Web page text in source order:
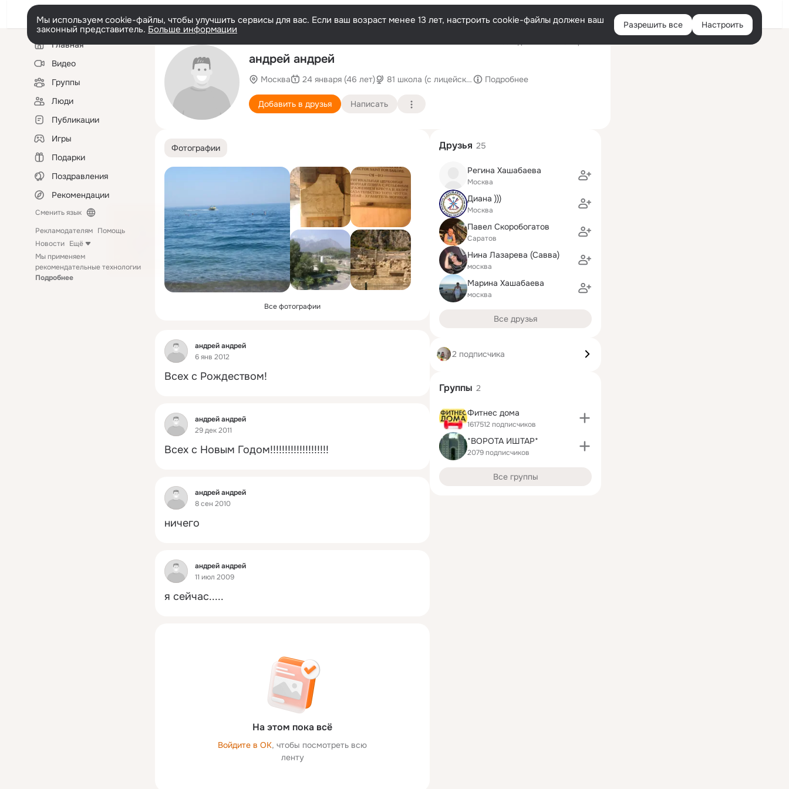
Войти
Мы используем cookie-файлы, чтобы улучшить сервисы для вас. Если ваш возраст менее 13 лет, настроить cookie-файлы должен ваш
законный представитель. Больше информации Разрешить все Настроить
Левая
колонкаГлавная
Видео
Группы
Люди
Публикации
Игры
Подарки
Поздравления
Рекомендации
Сменить язык
Рекламодателям Помощь
Новости Ещё
Мы применяем
рекомендательные технологии
Подробнее
aндрей андрей
Москва 24 января (46 лет) 81 школа (с лицейскими и гимназическими классами)
Подробнее
Добавить в друзья Написать
Фотографии
Все фотографии
Фид
aндрей андрей
6 янв 2012
Всех с Рождеством!
Фид
aндрей андрей
29 дек 2011
Всех с Новым Годом!!!!!!!!!!!!!!!!!!!!
Фид
aндрей андрей
8 сен 2010
ничего
Фид
aндрей андрей
11 июл 2009
я сейчас.....
На этом пока всё
Войдите в ОК, чтобы посмотреть всю
ленту
Друзья 25
Регина Хашабаева
Москва
Диана )))
Москва
Павел Скоробогатов
Саратов
Нина Лазарева (Савва)
москва
Марина Хашабаева
москва
Все друзья
2 подписчика
Группы 2
Фитнес дома
1617512 подписчиков
*ВОРОТА ИШТАР*
2079 подписчиков
Все группы